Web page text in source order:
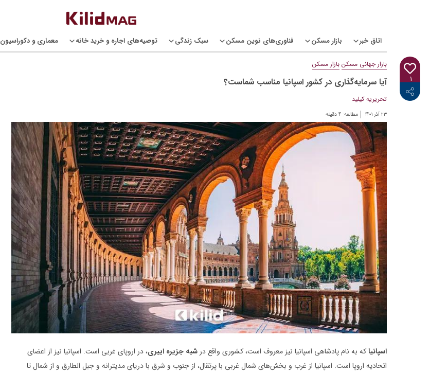
اتاق خبر بازار مسکن فناوری‌های نوین مسکن سبک زندگی توصیه‌های اجاره و خرید خانه معماری و دکوراسیون
۱
<i class="icon-twitter"></i>
<i class="icon-telegram-plane"></i>
<i class="icon-linkedin"></i>
بازار جهانی مسکن بازار مسکن
آیا سرمایه‌گذاری در کشور اسپانیا مناسب شماست؟
تحریریه کیلید
۲۳ آذر ۱۴۰۱ مطالعه: ۴ دقیقه
اسپانیا که به نام پادشاهی اسپانیا نیز معروف است، کشوری واقع در شبه جزیره ایبری، در اروپای غربی است. اسپانیا نیز از اعضای
اتحادیه اروپا است. اسپانیا از غرب و بخش‌های شمال غربی با پرتقال، از جنوب و شرق با دریای مدیترانه و جبل الطارق و از شمال تا